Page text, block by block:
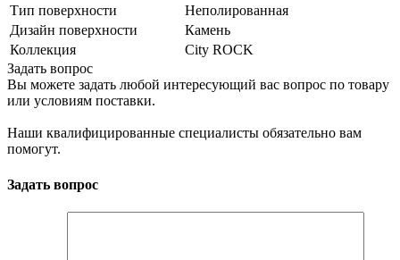
Тип поверхности
Неполированная
Дизайн поверхности
Камень
Коллекция
City ROCK
Задать вопрос
Вы можете задать любой интересующий вас вопрос по товару
или условиям поставки.
Наши квалифицированные специалисты обязательно вам
помогут.
Задать вопрос